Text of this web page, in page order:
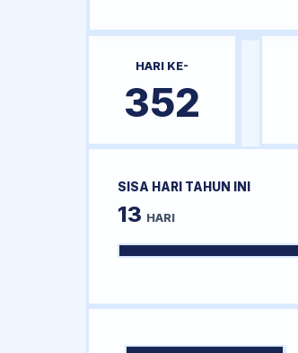
HARI KE-
352
SISA HARI TAHUN INI
13 HARI